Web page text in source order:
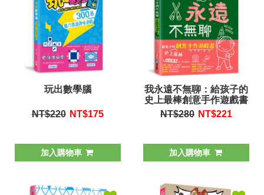
玩出數學腦
NT$220 NT$175
加入購物車
我永遠不無聊：給孩子的
史上最棒創意手作遊戲書
NT$280 NT$221
加入購物車